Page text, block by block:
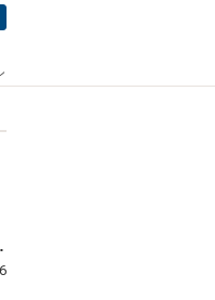
措置相談
6